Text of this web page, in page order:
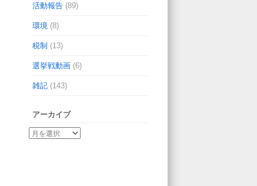
活動報告 (89)
環境 (8)
税制 (13)
選挙戦動画 (6)
雑記 (143)
アーカイブ